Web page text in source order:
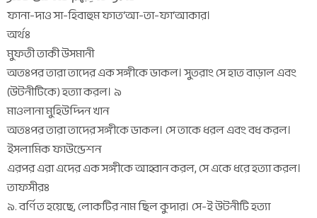
ফানা-দাও সা-হিবাহুম ফাত‘আ-তা-ফা‘আকার।
অর্থঃ
মুফতী তাকী উসমানী
অতঃপর তারা তাদের এক সঙ্গীকে ডাকল। সুতরাং সে হাত বাড়াল এবং
(উটনীটিকে) হত্যা করল। ৯
মাওলানা মুহিউদ্দিন খান
অতঃপর তারা তাদের সঙ্গীকে ডাকল। সে তাকে ধরল এবং বধ করল।
ইসলামিক ফাউন্ডেশন
এরপর এরা এদের এক সঙ্গীকে আহ্বান করল, সে একে ধরে হত্যা করল।
তাফসীরঃ
৯. বর্ণিত হয়েছে, লোকটির নাম ছিল কুদার। সে-ই উটনীটি হত্যা